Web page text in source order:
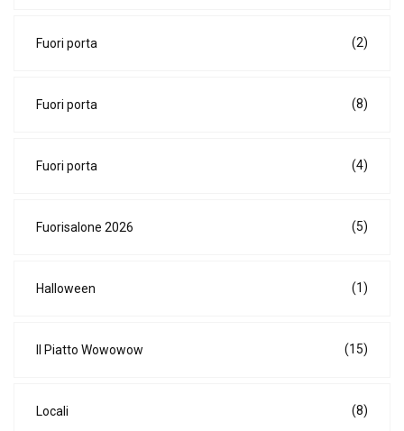
Fuori porta (2)
Fuori porta (8)
Fuori porta (4)
Fuorisalone 2026 (5)
Halloween (1)
Il Piatto Wowowow (15)
Locali (8)